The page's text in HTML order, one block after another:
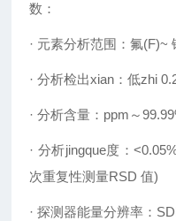
数：
· 元素分析范围：氟(F)~
· 分析检出xian：低zhi
· 分析含量：ppm～
· 分析jingque度：
次重复性测量RSD 值)
· 探测器能量分辨率：